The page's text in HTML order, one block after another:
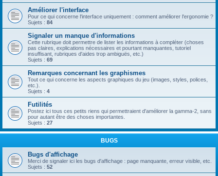
Améliorer l'interface
Pour ce qui concerne l'interface uniquement : comment améliorer l'ergonomie ?
Sujets : 84
Signaler un manque d'informations
Cette rubrique doit permettre de lister les informations à compléter (choses
pas claires, explications nécessaires et pourtant manquantes, tutoriel
insuffisant, rubriques d'aides trop ambiguës, etc.)
Sujets : 69
Remarques concernant les graphismes
Tout ce qui concerne les aspects graphiques du jeu (images, styles, polices,
etc.).
Sujets : 4
Futilités
Postez ici tous ces petits riens qui permettraient d'améliorer la gamma-2, sans
pour autant être des choses importantes.
Sujets : 27
BUGS
Bugs d'affichage
Merci de signaler ici les bugs d'affichage : page manquante, erreur visible, etc.
Sujets : 52